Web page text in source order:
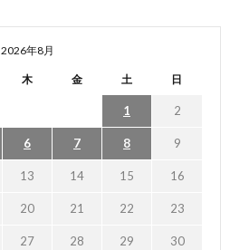
2026年8月
木 金 土 日
1 2
6 7 8 9
13 14 15 16
20 21 22 23
27 28 29 30